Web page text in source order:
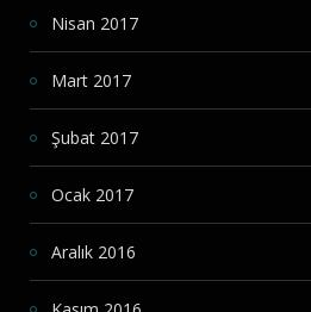
Nisan 2017
Mart 2017
Şubat 2017
Ocak 2017
Aralık 2016